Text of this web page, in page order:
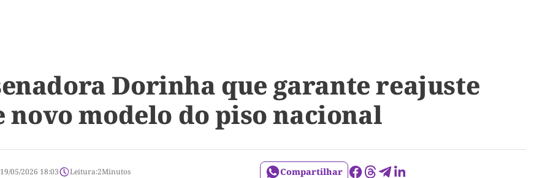
Dorinha que garante reajuste
modelo do piso nacional
19/05/2026 18:03 Leitura:2Minutos Compartilhar